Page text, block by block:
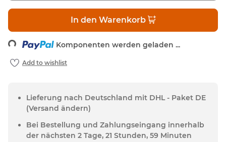
In den Warenkorb
Komponenten werden geladen ...
Lieferung nach Deutschland mit DHL - Paket DE
(Versand ändern)
Bei Bestellung und Zahlungseingang innerhalb
der nächsten 2 Tage, 21 Stunden, 59 Minuten